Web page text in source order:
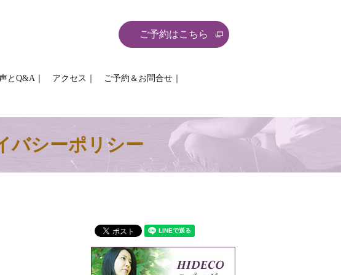
ご予約はこちら
とQ&A｜ アクセス｜ ご予約＆お問合せ｜
バシーポリシー